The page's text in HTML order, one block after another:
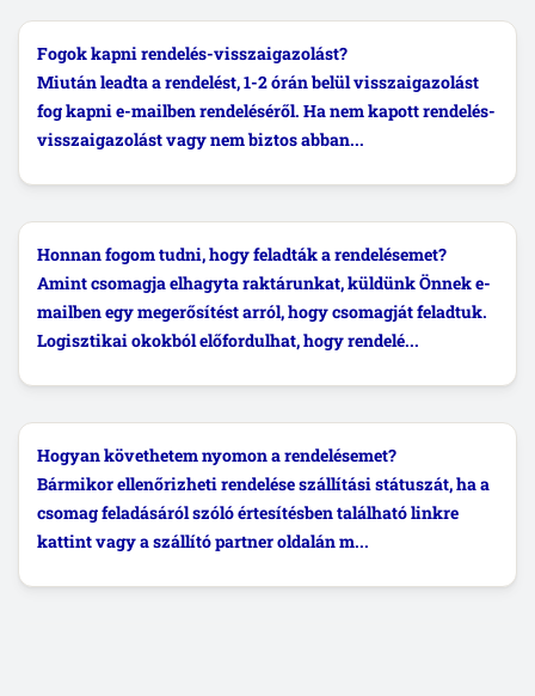
Fogok kapni rendelés-visszaigazolást?
Miután leadta a rendelést, 1-2 órán belül visszaigazolást
fog kapni e-mailben rendeléséről. Ha nem kapott rendelés-
visszaigazolást vagy nem biztos abban...
Honnan fogom tudni, hogy feladták a rendelésemet?
Amint csomagja elhagyta raktárunkat, küldünk Önnek e-
mailben egy megerősítést arról, hogy csomagját feladtuk.
Logisztikai okokból előfordulhat, hogy rendelé...
Hogyan követhetem nyomon a rendelésemet?
Bármikor ellenőrizheti rendelése szállítási státuszát, ha a
csomag feladásáról szóló értesítésben található linkre
kattint vagy a szállító partner oldalán m...